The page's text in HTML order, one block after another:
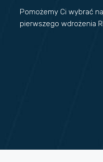
Pomożemy Ci wybrać
pierwszego wdrożenia